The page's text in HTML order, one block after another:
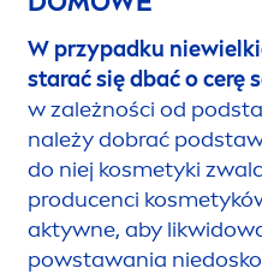
W przypadku
starać się dbać o cerę
w zależności od
należy dobrać
do niej kosmetyki
producenci
aktywne, aby
powstawania